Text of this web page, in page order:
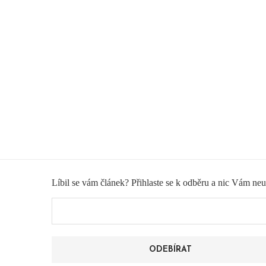
Líbil se vám článek? Přihlaste se k odběru a nic Vám